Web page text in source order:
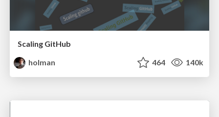
Scaling GitHub
holman
464 140k